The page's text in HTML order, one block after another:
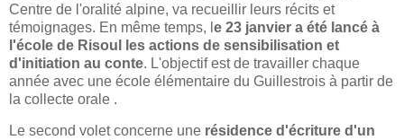
Centre de l'oralité alpine, va recueillir leurs récits et
témoignages. En même temps, l e 23 janvier a été lancé à
l'école de Risoul les actions de sensibilisation et
d'initiation au conte. L'objectif est de travailler chaque
année avec une école élémentaire du Guillestrois à partir de
la collecte orale .
Le second volet concerne une résidence d'écriture d'un